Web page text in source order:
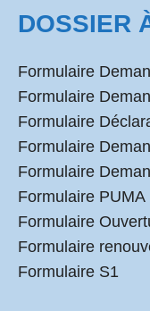
DOSSIER
Formulaire
Formulaire
Formulaire
Formulaire
Formulaire
Formulaire PUMA
Formulaire
Formulaire
Formulaire S1